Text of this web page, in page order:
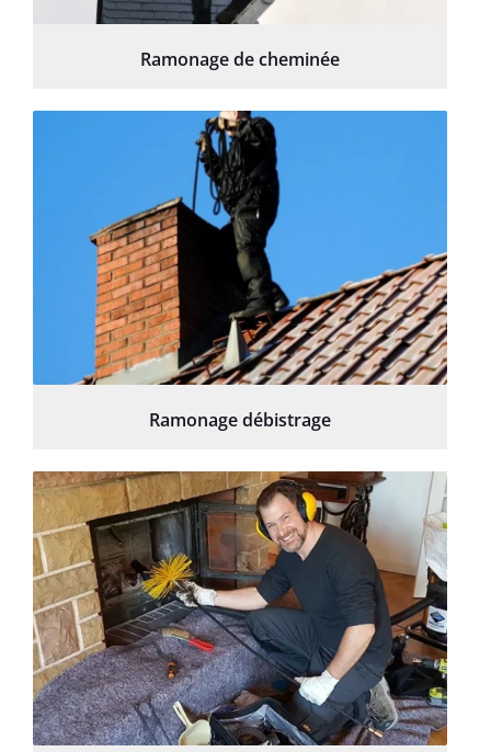
Ramonage de cheminée
Ramonage débistrage